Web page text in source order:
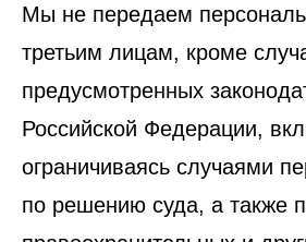
Мы не передаем
третьим лицам, кроме
предусмотренных
Российской Федерации,
ограничиваясь случаями
по решению суда, а также